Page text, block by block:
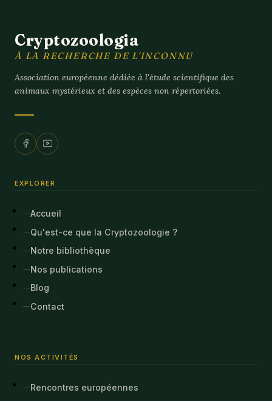
Cryptozoologia
À LA RECHERCHE DE L'INCONNU
Association européenne dédiée à l'étude scientifique des
animaux mystérieux et des espèces non répertoriées.
EXPLORER
Accueil
Qu'est-ce que la Cryptozoologie ?
Notre bibliothèque
Nos publications
Blog
Contact
NOS ACTIVITÉS
Rencontres européennes